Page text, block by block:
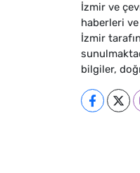
İzmir ve
haberleri
İzmir
bilgiler,